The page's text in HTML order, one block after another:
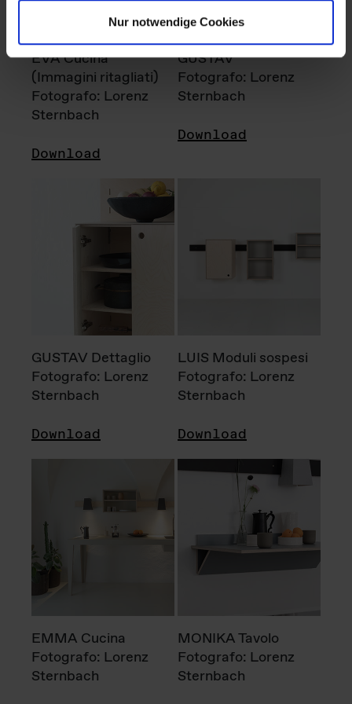
Nur notwendige Cookies
EVA Cucina
(Immagini ritagliati)
Fotografo: Lorenz
Sternbach
Download
GUSTAV
Fotografo: Lorenz
Sternbach
Download
GUSTAV Dettaglio
Fotografo: Lorenz
Sternbach
Download
LUIS Moduli sospesi
Fotografo: Lorenz
Sternbach
Download
EMMA Cucina
Fotografo: Lorenz
Sternbach
MONIKA Tavolo
Fotografo: Lorenz
Sternbach